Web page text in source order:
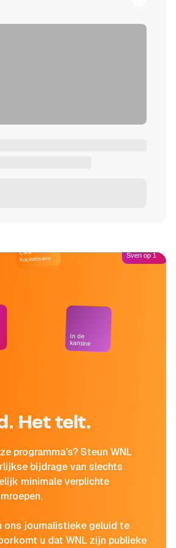
Het telt.
programma's? Steun WNL
bijdrage van slechts
minimale verplichte
ons journalistieke geluid te
u dat WNL zijn publieke
Café
Kockelmann
In de
kantine
Sven op 1